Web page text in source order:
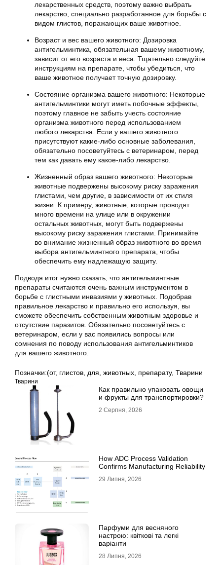
лекарственных средств, поэтому важно выбрать
лекарство, специально разработанное для борьбы с
видом глистов, поражающих ваше животное.
Возраст и вес вашего животного: Дозировка
антигельминтика, обязательная вашему животному,
зависит от его возраста и веса. Тщательно следуйте
инструкциям на препарате, чтобы убедиться, что
ваше животное получает точную дозировку.
Состояние организма вашего животного: Некоторые
антигельминтики могут иметь побочные эффекты,
поэтому главное не забыть учесть состояние
организма животного перед использованием
любого лекарства. Если у вашего животного
присутствуют какие-либо основные заболевания,
обязательно посоветуйтесь с ветеринаром, перед
тем как давать ему какое-либо лекарство.
Жизненный образ вашего животного: Некоторые
животные подвержены высокому риску заражения
глистами, чем другие, в зависимости от их стиля
жизни. К примеру, животные, которые проводят
много времени на улице или в окружении
остальных животных, могут быть подвержены
высокому риску заражения глистами. Принимайте
во внимание жизненный образ животного во время
выбора антигельминтного препарата, чтобы
обеспечить ему надлежащую защиту.
Подводя итог нужно сказать, что антигельминтные
препараты считаются очень важным инструментом в
борьбе с глистными инвазиями у животных. Подобрав
правильное лекарство и правильно его используя, вы
сможете обеспечить собственным животным здоровье и
отсутствие паразитов. Обязательно посоветуйтесь с
ветеринаром, если у вас появились вопросы или
сомнения по поводу использования антигельминтиков
для вашего животного.
Позначки:(от, глистов для животных препарату, Тварини
Тварини
Как правильно упаковать овощи
и фрукты для транспортировки?
2 Серпня, 2026
How ADC Process Validation
Confirms Manufacturing Reliability
29 Липня, 2026
Парфуми для весняного
настрою: квіткові та легкі
варіанти
28 Липня, 2026